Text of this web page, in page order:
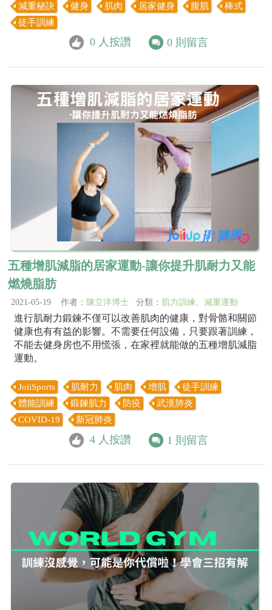
減重秘訣 健身 肌肉 居家健身 腹肌
棒式
徒手訓練
0 人按讚 0 則留言
五種增肌減脂的居家運動-讓你提升肌耐力又能
燃燒脂肪
2021-05-19 作者： 陳立洋博士 分類： 肌力訓練 減重運動
進行肌耐力鍛鍊不僅可以改善肌肉的健康，對骨骼和關節
健康也有有益的影響。不需要任何設備，只要跟著訓練，
不能去健身房也不用慌張，在家裡就能做的五種增肌減脂
運動。
JoiiSports 肌耐力 肌肉 增肌
徒手訓練
體能訓練
鍛鍊肌力 防疫
武漢肺炎
COVID-19
新冠肺炎
4 人按讚 1 則留言